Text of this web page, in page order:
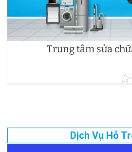
Trung tâm sửa
Dịch Vụ Hỗ